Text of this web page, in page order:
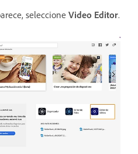
seleccione Video Editor.